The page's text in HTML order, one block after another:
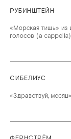
РУБИНШТЕЙН
«Морская тишь» из
голосов (a
СИБЕЛИУС
«Здравствуй, месяц»